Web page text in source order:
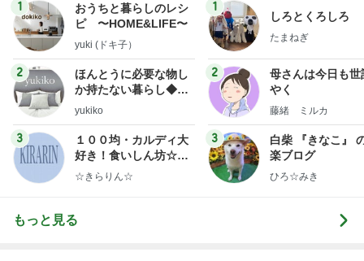
1
おうちと暮らしのレシ
ピ 〜HOME&LIFE〜
yuki (ドキ子）
2
ほんとうに必要な物し
か持たない暮らし◆Ke
ep Life Simple◆〜イ
yukiko
3
１００均・カルディ大
好き！食いしん坊☆き
らりん☆のブログ
☆きらりん☆
1
しろとくろしろ
たまねぎ
2
母さんは今日も世
やく
藤緒 ミルカ
3
白柴 『きなこ』
楽ブログ
ひろ☆みき
もっと見る